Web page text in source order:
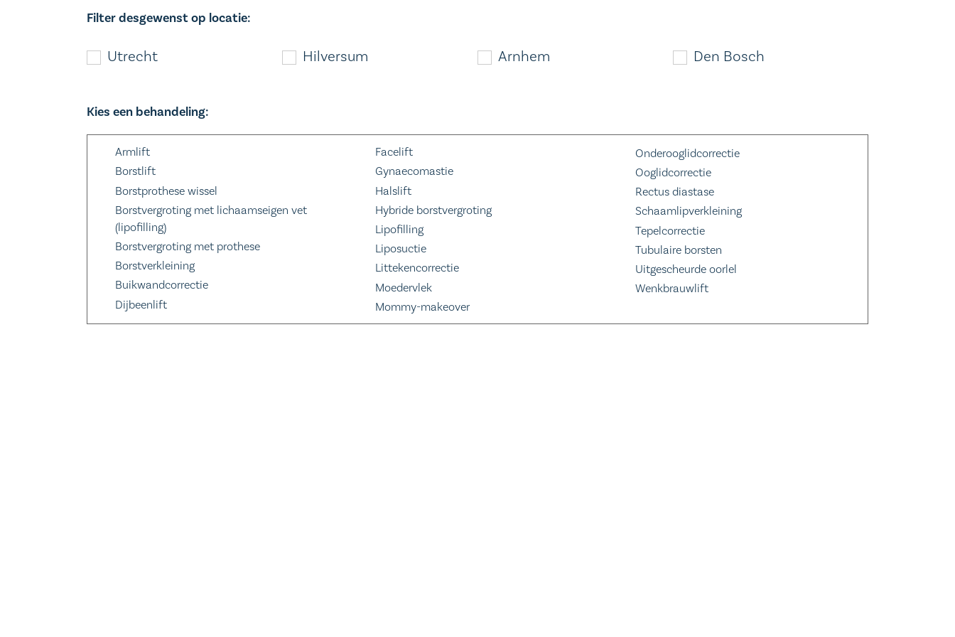
Filter desgewenst op locatie:
Utrecht Hilversum Arnhem Den Bosch
Kies een behandeling:
Armlift
Borstlift
Borstprothese wissel
Borstvergroting met lichaamseigen vet
(lipofilling)
Borstvergroting met prothese
Borstverkleining
Buikwandcorrectie
Dijbeenlift
Facelift
Gynaecomastie
Halslift
Hybride borstvergroting
Lipofilling
Liposuctie
Littekencorrectie
Moedervlek
Mommy-makeover
Onderooglidcorrectie
Ooglidcorrectie
Rectus diastase
Schaamlipverkleining
Tepelcorrectie
Tubulaire borsten
Uitgescheurde oorlel
Wenkbrauwlift